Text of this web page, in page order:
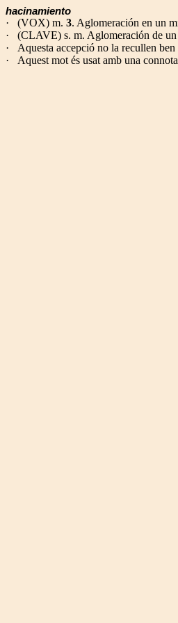
hacinamiento
· (VOX) m. 3. Aglomeración en un
·
(CLAVE) s. m. Aglomeración de
·
Aquesta accepció no la recullen
·
Aquest mot és usat amb una